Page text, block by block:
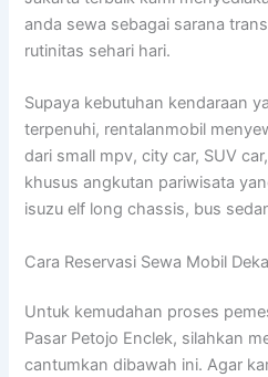
anda sewa sebagai sarana
rutinitas sehari hari.
Supaya kebutuhan kendaraan
terpenuhi, rentalanmobil
dari small mpv, city car, SUV
khusus angkutan pariwisata
isuzu elf long chassis, bus
Cara Reservasi Sewa Mobil
Untuk kemudahan proses
Pasar Petojo Enclek, silahkan
cantumkan dibawah ini. Agar